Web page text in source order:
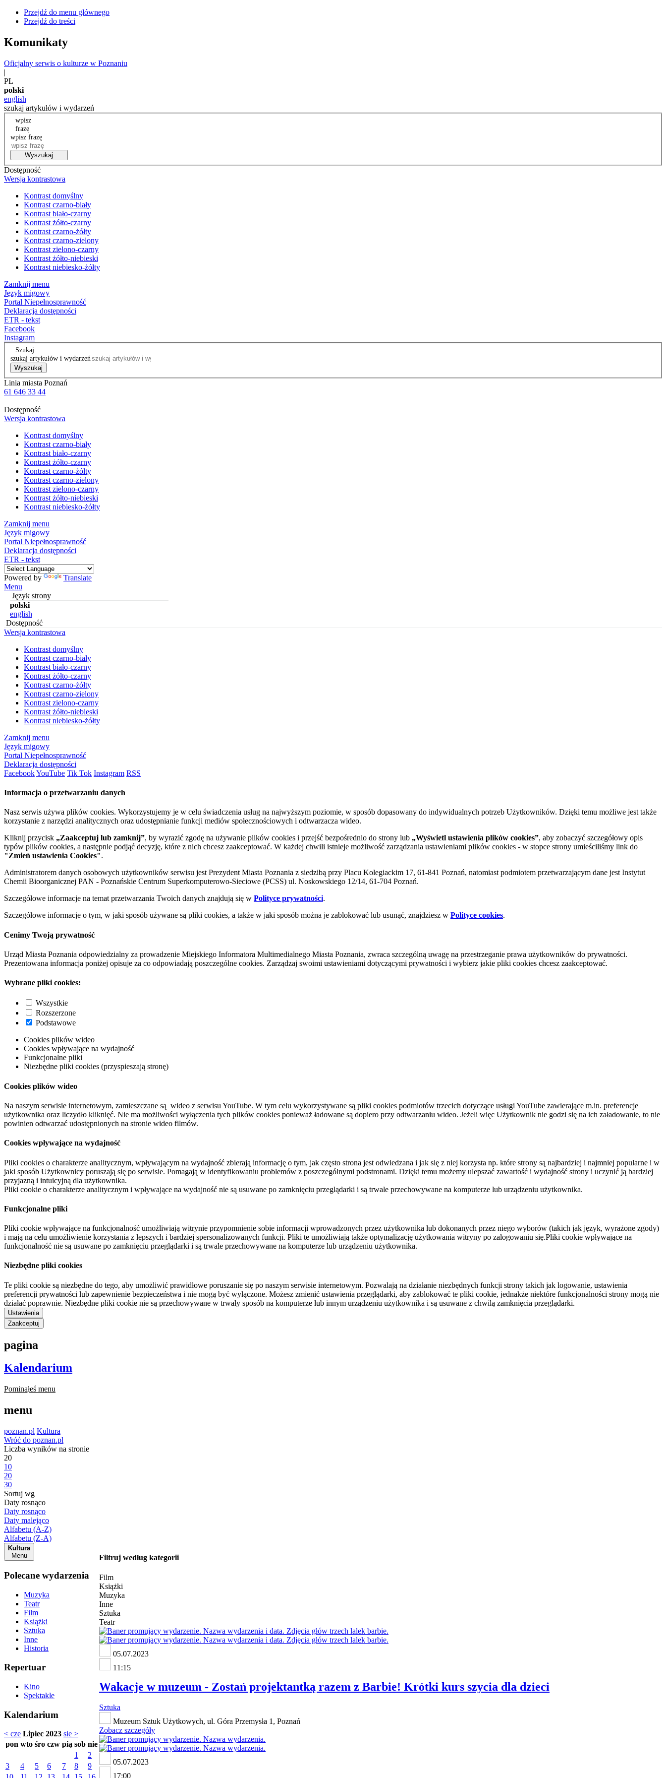
Przejdź do menu głównego
Przejdź do treści
Komunikaty
Oficjalny serwis o kulturze w Poznaniu
|
PL
polski
english
szukaj artykułów i wydarzeń
wpisz
frazę
wpisz frazę
Wyszukaj
Dostępność
Wersja kontrastowa
Kontrast domyślny
Kontrast czarno-biały
Kontrast biało-czarny
Kontrast żółto-czarny
Kontrast czarno-żółty
Kontrast czarno-zielony
Kontrast zielono-czarny
Kontrast żółto-niebieski
Kontrast niebiesko-żółty
Zamknij menu
Język migowy
Portal Niepełnosprawność
Deklaracja dostępności
ETR - tekst
Facebook
Instagram
Szukaj
szukaj artykułów i wydarzeń
Wyszukaj
Linia miasta Poznań
61 646 33 44
Dostępność
Wersja kontrastowa
Kontrast domyślny
Kontrast czarno-biały
Kontrast biało-czarny
Kontrast żółto-czarny
Kontrast czarno-żółty
Kontrast czarno-zielony
Kontrast zielono-czarny
Kontrast żółto-niebieski
Kontrast niebiesko-żółty
Zamknij menu
Język migowy
Portal Niepełnosprawność
Deklaracja dostępności
ETR - tekst
Powered by
Translate
Menu
Język strony
polski
english
Dostępność
Wersja kontrastowa
Kontrast domyślny
Kontrast czarno-biały
Kontrast biało-czarny
Kontrast żółto-czarny
Kontrast czarno-żółty
Kontrast czarno-zielony
Kontrast zielono-czarny
Kontrast żółto-niebieski
Kontrast niebiesko-żółty
Zamknij menu
Język migowy
Portal Niepełnosprawność
Deklaracja dostępności
FacebookYouTube Tik Tok Instagram RSS
Informacja o przetwarzaniu danych
Nasz serwis używa plików cookies. Wykorzystujemy je w celu świadczenia usług na najwyższym poziomie, w sposób dopasowany do indywidualnych potrzeb Użytkowników. Dzięki temu możliwe jest także
korzystanie z narzędzi analitycznych oraz udostępnianie funkcji mediów społecznościowych i odtwarzacza wideo.
Kliknij przycisk „Zaakceptuj lub zamknij”, by wyrazić zgodę na używanie plików cookies i przejść bezpośrednio do strony lub „Wyświetl ustawienia plików cookies”, aby zobaczyć szczegółowy opis
typów plików cookies, a następnie podjąć decyzję, które z nich chcesz zaakceptować. W każdej chwili istnieje możliwość zarządzania ustawieniami plików cookies - w stopce strony umieściliśmy link do
"Zmień ustawienia Cookies".
Administratorem danych osobowych użytkowników serwisu jest Prezydent Miasta Poznania z siedzibą przy Placu Kolegiackim 17, 61-841 Poznań, natomiast podmiotem przetwarzającym dane jest Instytut
Chemii Bioorganicznej PAN - Poznańskie Centrum Superkomputerowo-Sieciowe (PCSS) ul. Noskowskiego 12/14, 61-704 Poznań.
Szczegółowe informacje na temat przetwarzania Twoich danych znajdują się w Polityce prywatności.
Szczegółowe informacje o tym, w jaki sposób używane są pliki cookies, a także w jaki sposób można je zablokować lub usunąć, znajdziesz w Polityce cookies.
Cenimy Twoją prywatność
Urząd Miasta Poznania odpowiedzialny za prowadzenie Miejskiego Informatora Multimedialnego Miasta Poznania, zwraca szczególną uwagę na przestrzeganie prawa użytkowników do prywatności.
Prezentowana informacja poniżej opisuje za co odpowiadają poszczególne cookies. Zarządzaj swoimi ustawieniami dotyczącymi prywatności i wybierz jakie pliki cookies chcesz zaakceptować.
Wybrane pliki cookies:
Wszystkie
Rozszerzone
Podstawowe
Cookies plików wideo
Cookies wpływające na wydajność
Funkcjonalne pliki
Niezbędne pliki cookies (przyspieszają stronę)
Cookies plików wideo
Na naszym serwisie internetowym, zamieszczane są wideo z serwisu YouTube. W tym celu wykorzystywane są pliki cookies podmiotów trzecich dotyczące usługi YouTube zawierające m.in. preferencje
użytkownika oraz liczydło kliknięć. Nie ma możliwości wyłączenia tych plików cookies ponieważ ładowane są dopiero przy odtwarzaniu wideo. Jeżeli więc Użytkownik nie godzi się na ich załadowanie, to nie
powinien odtwarzać udostępnionych na stronie wideo filmów.
Cookies wpływające na wydajność
Pliki cookies o charakterze analitycznym, wpływającym na wydajność zbierają informację o tym, jak często strona jest odwiedzana i jak się z niej korzysta np. które strony są najbardziej i najmniej popularne i w
jaki sposób Użytkownicy poruszają się po serwisie. Pomagają w identyfikowaniu problemów z poszczególnymi podstronami. Dzięki temu możemy ulepszać zawartość i wydajność strony i uczynić ją bardziej
przyjazną i intuicyjną dla użytkownika.
Pliki cookie o charakterze analitycznym i wpływające na wydajność nie są usuwane po zamknięciu przeglądarki i są trwale przechowywane na komputerze lub urządzeniu użytkownika.
Funkcjonalne pliki
Pliki cookie wpływające na funkcjonalność umożliwiają witrynie przypomnienie sobie informacji wprowadzonych przez użytkownika lub dokonanych przez niego wyborów (takich jak język, wyrażone zgody)
i mają na celu umożliwienie korzystania z lepszych i bardziej spersonalizowanych funkcji. Pliki te umożliwiają także optymalizację użytkowania witryny po zalogowaniu się.Pliki cookie wpływające na
funkcjonalność nie są usuwane po zamknięciu przeglądarki i są trwale przechowywane na komputerze lub urządzeniu użytkownika.
Niezbędne pliki cookies
Te pliki cookie są niezbędne do tego, aby umożliwić prawidłowe poruszanie się po naszym serwisie internetowym. Pozwalają na działanie niezbędnych funkcji strony takich jak logowanie, ustawienia
preferencji prywatności lub zapewnienie bezpieczeństwa i nie mogą być wyłączone. Możesz zmienić ustawienia przeglądarki, aby zablokować te pliki cookie, jednakże niektóre funkcjonalności strony mogą nie
działać poprawnie. Niezbędne pliki cookie nie są przechowywane w trwały sposób na komputerze lub innym urządzeniu użytkownika i są usuwane z chwilą zamknięcia przeglądarki.
Ustawienia
Zaakceptuj
pagina
Kalendarium
Pominąłeś menu
menu
poznan.pl Kultura
Wróć do poznan.pl
Liczba wyników na stronie
20
10
20
30
Sortuj wg
Daty rosnąco
Daty rosnąco
Daty malejąco
Alfabetu (A-Z)
Alfabetu (Z-A)
Kultura
Menu
Polecane wydarzenia
Muzyka
Teatr
Film
Książki
Sztuka
Inne
Historia
Repertuar
Kino
Spektakle
Kalendarium
< cze Lipiec 2023 sie >
pon wto śro czw pią sob nie
1
2
3
4 5 6 7 8
9
Filtruj według kategorii
Film
Książki
Muzyka
Inne
Sztuka
Teatr
05.07.2023
11:15
Wakacje w muzeum - Zostań projektantką razem z Barbie! Krótki kurs szycia dla dzieci
Sztuka
Muzeum Sztuk Użytkowych, ul. Góra Przemysła 1, Poznań
Zobacz szczegóły
05.07.2023
17:00